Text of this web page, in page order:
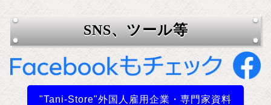
SNS、ツール等
"Tani-Store"外国人雇用企業・専門家資料